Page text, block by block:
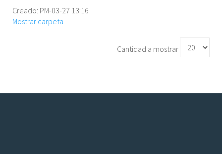
Creado: PM-03-27 13:16
Mostrar carpeta
Cantidad a mostrar